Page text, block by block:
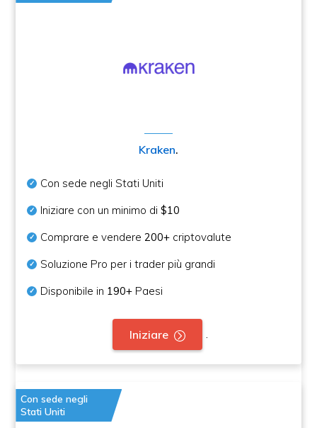
Kraken.
Con sede negli Stati Uniti
Iniziare con un minimo di$10
Comprare e vendere200+ criptovalute
Soluzione Pro per i trader più grandi
Disponibile in 190+ Paesi
Iniziare
Con sede negli
Stati Uniti